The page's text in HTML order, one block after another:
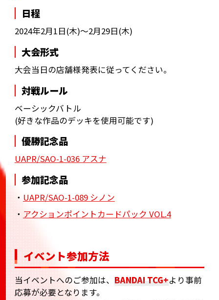
日程
2024年2月1日(木)～2月29日(木)
大会形式
大会当日の店舗様発表に従ってください。
対戦ルール
ベーシックバトル
(好きな作品のデッキを使用可能です)
優勝記念品
UAPR/SAO-1-036 アスナ
参加記念品
・ UAPR/SAO-1-089 シノン
・ アクションポイントカードパック VOL.4
イベント参加方法
当イベントへのご参加は、 BANDAI TCG+より事前
応募が必要となります。